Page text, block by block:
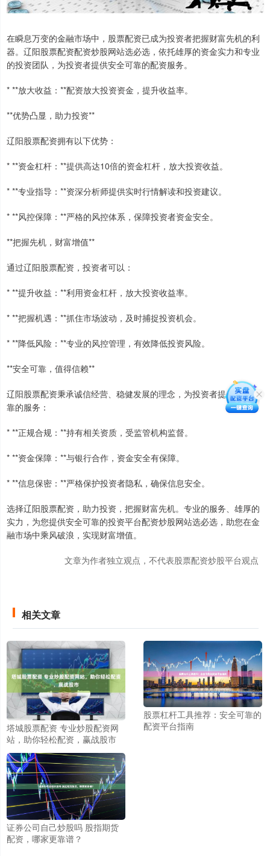
在瞬息万变的金融市场中，股票配资已成为投资者把握财富先机的利
器。辽阳股票配资配资炒股网站选必选，依托雄厚的资金实力和专业
的投资团队，为投资者提供安全可靠的配资服务。
* **放大收益：**配资放大投资资金，提升收益率。
**优势凸显，助力投资**
辽阳股票配资拥有以下优势：
* **资金杠杆：**提供高达10倍的资金杠杆，放大投资收益。
* **专业指导：**资深分析师提供实时行情解读和投资建议。
* **风控保障：**严格的风控体系，保障投资者资金安全。
**把握先机，财富增值**
通过辽阳股票配资，投资者可以：
* **提升收益：**利用资金杠杆，放大投资收益率。
* **把握机遇：**抓住市场波动，及时捕捉投资机会。
* **降低风险：**专业的风控管理，有效降低投资风险。
**安全可靠，值得信赖**
辽阳股票配资秉承诚信经营、稳健发展的理念，为投资者提供安全可
靠的服务：
* **正规合规：**持有相关资质，受监管机构监督。
* **资金保障：**与银行合作，资金安全有保障。
* **信息保密：**严格保护投资者隐私，确保信息安全。
选择辽阳股票配资，助力投资，把握财富先机。专业的服务、雄厚的
实力，为您提供安全可靠的投资平台配资炒股网站选必选，助您在金
融市场中乘风破浪，实现财富增值。
文章为作者独立观点，不代表股票配资炒股平台观点
相关文章
塔城股票配资 专业炒股配资网
站，助你轻松配资，赢战股市
股票杠杆工具推荐：安全可靠的
配资平台指南
证券公司自己炒股吗 股指期货
配资，哪家更靠谱？